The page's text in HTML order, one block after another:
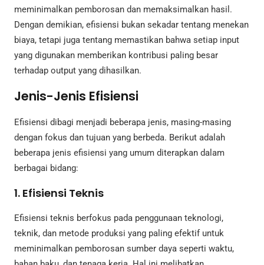
meminimalkan pemborosan dan memaksimalkan hasil.
Dengan demikian, efisiensi bukan sekadar tentang menekan
biaya, tetapi juga tentang memastikan bahwa setiap input
yang digunakan memberikan kontribusi paling besar
terhadap output yang dihasilkan.
Jenis-Jenis Efisiensi
Efisiensi dibagi menjadi beberapa jenis, masing-masing
dengan fokus dan tujuan yang berbeda. Berikut adalah
beberapa jenis efisiensi yang umum diterapkan dalam
berbagai bidang:
1. Efisiensi Teknis
Efisiensi teknis berfokus pada penggunaan teknologi,
teknik, dan metode produksi yang paling efektif untuk
meminimalkan pemborosan sumber daya seperti waktu,